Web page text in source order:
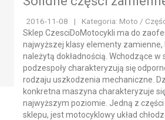
2016-11-08 |
Kategoria: Moto /
Sklep CzesciDoMotocykli ma do
najwyższej klasy elementy zamienne,
należytą dokładnością. Wchodzące w
podzespoły charakteryzują się
rodzaju uszkodzenia mechaniczne.
konkretna maszyna charakteryzuje
najwyższym poziomie. Jedną z
sklepu, jest motocyklowy układ